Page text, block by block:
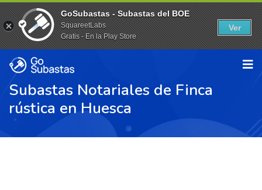
Subastas Notariales de Finca
rústica en Huesca
GoSubastas - Subastas del BOE
SquareetLabs
Gratis - En la Play Store
Ver